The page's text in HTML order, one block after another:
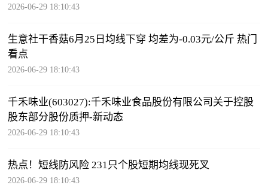
2026-06-29 18:10:43
生意社干香菇6月25日均线下穿 均差为-0.03元/公斤 热门
看点
2026-06-29 18:10:43
千禾味业(603027):千禾味业食品股份有限公司关于控股
股东部分股份质押-新动态
2026-06-29 18:10:43
热点！短线防风险 231只个股短期均线现死叉
2026-06-29 18:10:43